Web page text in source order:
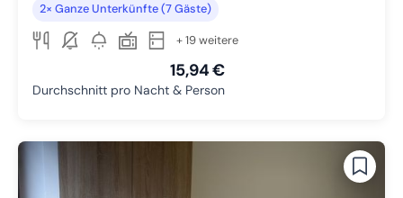
2× Ganze Unterkünfte (7 Gäste)
+ 19 weitere
15,94 €
Durchschnitt pro Nacht & Person